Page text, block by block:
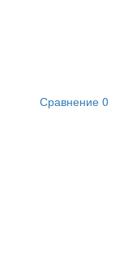
Сравнение 0